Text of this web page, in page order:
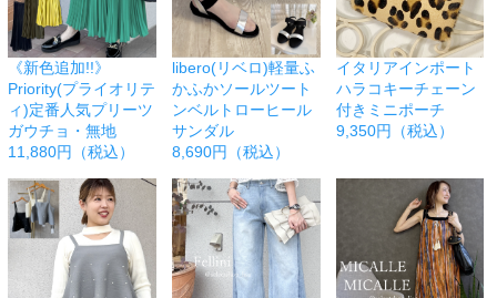
《新色追加!!》
Priority(プライオリテ
ィ)定番人気プリーツ
ガウチョ・無地
11,880円（税込）
libero(リベロ)軽量ふ
かふかソールツート
ンベルトローヒール
サンダル
8,690円（税込）
イタリアインポート
ハラコキーチェーン
付きミニポーチ
9,350円（税込）